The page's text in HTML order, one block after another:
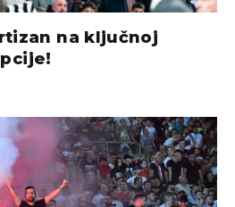
na ključnoj